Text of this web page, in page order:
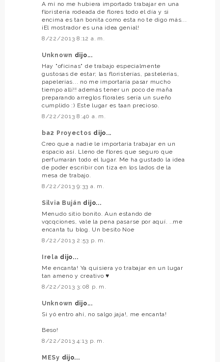
A mí no me hubiera importado trabajar en una
floristería rodeada de flores todo el día y si
encima es tan bonita como esta no te digo más...
¡El mostrador es una idea genial!
8/22/2013 8:12 a. m.
Unknown dijo...
Hay "oficinas" de trabajo especialmente
gustosas de estar; las floristerías, pastelerías,
papelerías... no me importaría pasar mucho
tiempo allí!! además tener un poco de maña
preparando arreglos florales sería un sueño
cumplido :) Este lugar es taan precioso.
8/22/2013 8:40 a. m.
ba2 Proyectos dijo...
Creo que a nadie le importaría trabajar en un
espacio así. Lleno de flores que seguro que
perfumarán todo el lugar. Me ha gustado la idea
de poder escribir con tiza en los lados de la
mesa de trabajo.
8/22/2013 9:33 a. m.
Silvia Buján dijo...
Menudo sitio bonito. Aun estando de
vqcqciones, vale la pena pasarse por aquí. ..me
encanta tu blog. Un besito Noe
8/22/2013 2:53 p. m.
Irela dijo...
Me encanta! Ya quisiera yo trabajar en un lugar
tan ameno y creativo ♥
8/22/2013 3:08 p. m.
Unknown dijo...
Si yó entro ahí, no salgo jaja!, me encanta!
Beso!
8/22/2013 4:13 p. m.
MESy dijo...